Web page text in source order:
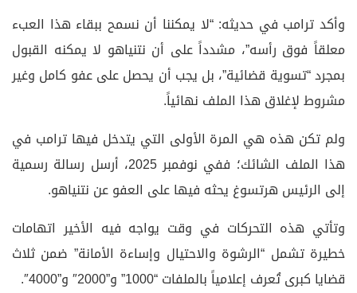
وأكد ترامب في حديثه: “لا يمكننا أن نسمح ببقاء هذا العبء
معلقاً فوق رأسه”، مشدداً على أن نتنياهو لا يمكنه القبول
بمجرد “تسوية قضائية”، بل يجب أن يحصل على عفو كامل وغير
مشروط لإغلاق هذا الملف نهائياً.
ولم تكن هذه هي المرة الأولى التي يتدخل فيها ترامب في
هذا الملف الشائك؛ ففي نوفمبر 2025، أرسل رسالة رسمية
إلى الرئيس هرتسوغ يحثه فيها على العفو عن نتنياهو.
وتأتي هذه التحركات في وقت يواجه فيه الأخير اتهامات
خطيرة تشمل “الرشوة والاحتيال وإساءة الأمانة” ضمن ثلاث
قضايا كبرى تُعرف إعلامياً بالملفات “1000” و”2000″ و”4000″.